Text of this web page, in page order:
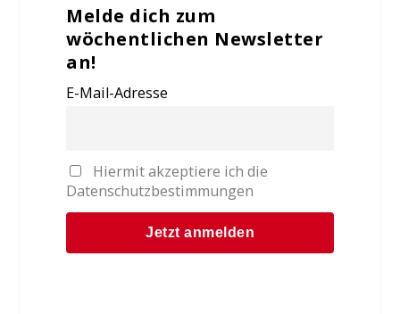
Melde dich zum
wöchentlichen Newsletter
an!
E-Mail-Adresse
Hiermit akzeptiere ich die
Datenschutzbestimmungen